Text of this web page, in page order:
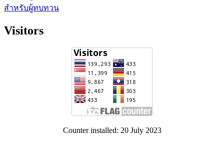
สำหรับผู้ทบทวน
Visitors
Counter installed: 20 July 2023